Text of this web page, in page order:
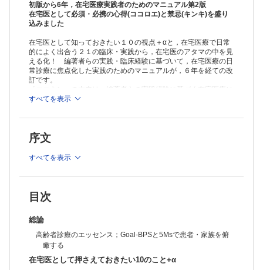
初版から6年，在宅医療実践者のためのマニュアル第2版
在宅医として必須・必携の心得(ココロエ)と禁忌(キンキ)を盛り
込みました
在宅医として知っておきたい１０の視点＋αと，在宅医療で日常
的によく出合う２１の臨床・実践から，在宅医のアタマの中を見
える化！ 編著者らの実践・臨床経験に基づいて，在宅医療の日
常診療に焦点化した実践のためのマニュアルが，６年を経ての改
訂です。
「ココキン」の由来は，編著者らの実践経験に基づく在宅医療に
必須の「ココロエ(心得)」と「キンキ(禁忌)」など，エキスパー
かかわりが始まる「カンファレンス」から「初診」「慢性期」
の“知”を凝縮した本書では，著者らの豊富な経験と探求に基づく
要点と鉄則が学べます。
初版の凝縮度に加えて第２版では，全人的医療の視点に基づき，
践マニュアルとしてますますの充実を図っています。
在宅医療実践者のための手引き・実学書として必携の“在宅医療
き続きご愛読ください。
すべてを表示
序文
すべてを表示
目次
総論
高齢者診療のエッセンス；Goal-BPSと5Msで患者・家族を俯
瞰する
在宅医として押さえておきたい10のこと+α